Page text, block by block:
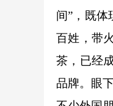
间”，既体
百姓，带
茶，已经
品牌。眼